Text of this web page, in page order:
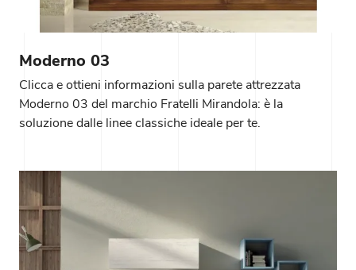
Moderno 03
Clicca e ottieni informazioni sulla parete attrezzata
Moderno 03 del marchio Fratelli Mirandola: è la
soluzione dalle linee classiche ideale per te.